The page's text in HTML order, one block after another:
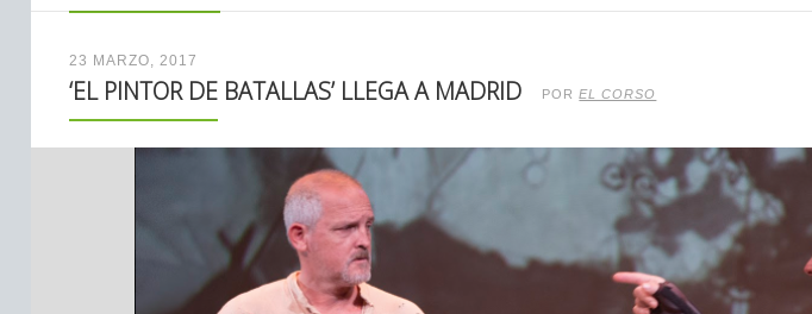
23 MARZO, 2017
‘EL PINTOR DE BATALLAS’ LLEGA A MADRID POREL CORSO